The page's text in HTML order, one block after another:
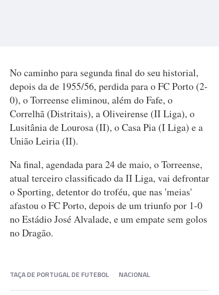
No caminho para segunda final do seu historial,
depois da de 1955/56, perdida para o FC Porto (2-
0), o Torreense eliminou, além do Fafe, o
Correlhã (Distritais), a Oliveirense (II Liga), o
Lusitânia de Lourosa (II), o Casa Pia (I Liga) e a
União Leiria (II).
Na final, agendada para 24 de maio, o Torreense,
atual terceiro classificado da II Liga, vai defrontar
o Sporting, detentor do troféu, que nas 'meias'
afastou o FC Porto, depois de um triunfo por 1-0
no Estádio José Alvalade, e um empate sem golos
no Dragão.
TAÇA DE PORTUGAL DE FUTEBOL NACIONAL